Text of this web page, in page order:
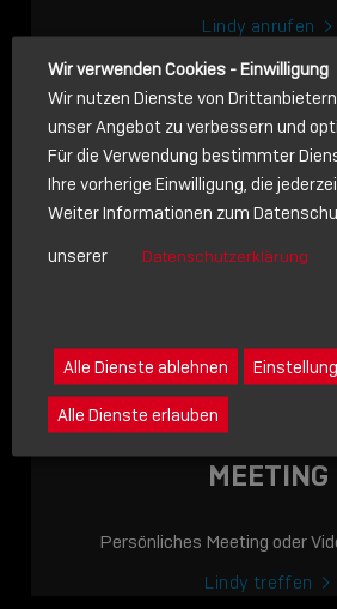
LINDY ACADEMY
JETZT ONLINE
VERFÜGBAR: DIE
LINDY ACADEMY –
WISSEN, DAS
Lindy anrufen
Schreiben Sie lieber? Dann schicken
MEETING
Persönliches Meeting oder
Lindy treffen
Wir verwenden Cookies - Einwilligung
Wir nutzen Dienste von
unser Angebot zu verbessern und
Für die Verwendung bestimmter
Ihre vorherige Einwilligung, die
Weiter Informationen zum
unserer
Datenschutzerklärung
Alle Dienste ablehnen
Alle Dienste erlauben